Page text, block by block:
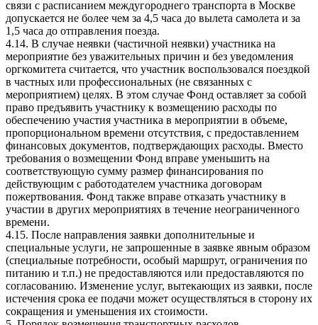
связи с расписанием междугороднего транспорта в Москве
допускается не более чем за 4,5 часа до вылета самолета и за
1,5 часа до отправления поезда.
4.14. В случае неявки (частичной неявки) участника на
мероприятие без уважительных причин и без уведомления
оргкомитета считается, что участник воспользовался поездкой
в частных или профессиональных (не связанных с
мероприятием) целях. В этом случае Фонд оставляет за собой
право предъявить участнику к возмещению расходы по
обеспечению участия участника в мероприятии в объеме,
пропорциональном времени отсутствия, с предоставлением
финансовых документов, подтверждающих расходы. Вместо
требования о возмещении Фонд вправе уменьшить на
соответствующую сумму размер финансирования по
действующим с работодателем участника договорам
пожертвования. Фонд также вправе отказать участнику в
участии в других мероприятиях в течение неограниченного
времени.
4.15. После направления заявки дополнительные и
специальные услуги, не запрошенные в заявке явным образом
(специальные потребности, особый маршрут, ограничения по
питанию и т.п.) не предоставляются или предоставляются по
согласованию. Изменение услуг, вытекающих из заявки, после
истечения срока ее подачи может осуществляться в сторону их
сокращения и уменьшения их стоимости.